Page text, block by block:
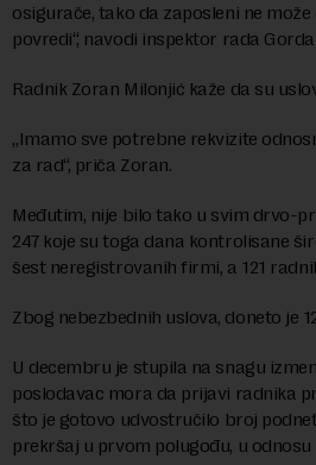
osigurače, tako da zaposleni ne
povredi“, navodi inspektor rada
Radnik Zoran Milonjić kaže da su
„Imamo sve potrebne rekvizite
za rad“, priča Zoran.
Međutim, nije bilo tako u svim drvo-
247 koje su toga dana kontrolisane
šest neregistrovanih firmi, a 121
Zbog nebezbednih uslova, doneto je
U decembru je stupila na snagu
poslodavac mora da prijavi radnika
što je gotovo udvostručilo broj
prekršaj u prvom polugođu, u